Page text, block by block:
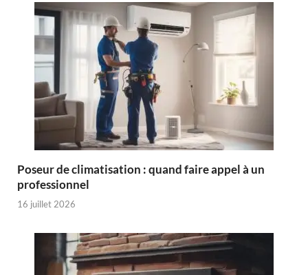
Poseur de climatisation : quand faire appel à un
professionnel
16 juillet 2026